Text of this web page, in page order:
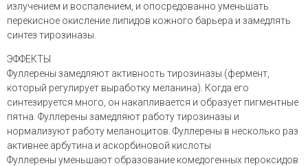
излучением и воспалением, и опосредованно уменьшать
перекисное окисление липидов кожного барьера и замедлять
синтез тирозиназы.
ЭФФЕКТЫ
Фуллерены замедляют активность тирозиназы (фермент,
который регулирует выработку меланина). Когда его
синтезируется много, он накапливается и образует пигментные
пятна. Фуллерены замедляют работу тирозиназы и
нормализуют работу меланоцитов. Фуллерены в несколько раз
активнее арбутина и аскорбиновой кислоты
Фуллерены уменьшают образование комедогенных пероксидов